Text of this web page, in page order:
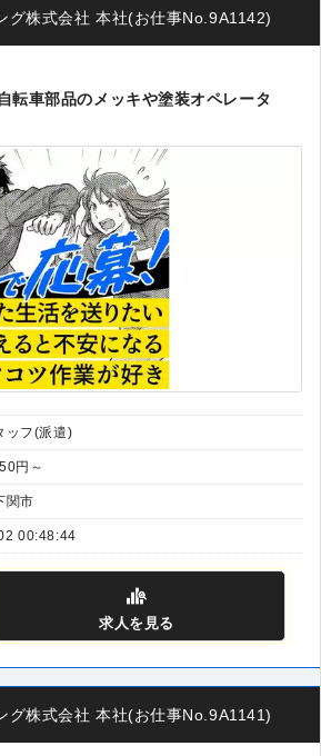
グ株式会社 本社(お仕事No.9A1142)
転車部品のメッキや塗装オペレータ
フ(派遣)
円～
関市
00:48:44
求人を見る
グ株式会社 本社(お仕事No.9A1141)